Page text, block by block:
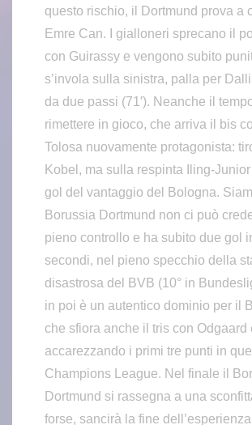
questo rischio, il Dortmund prova a
Emre Can. I gialloneri sprecano il
con Guirassy e vengono subito
s’invola sulla sinistra, palla per
da due passi (71′). Neanche il
rimettere in gioco, che arriva il bis
Tolosa nuovamente protagonista:
Kobel, ma sulla respinta Iling-Junior
gol del vantaggio del Bologna.
Borussia Dortmund non ci può
pieno controllo e ha subito due gol
secondi, nel pieno specchio della
disastrosa del BVB (10° in
in poi è un autentico dominio per il
che sfiora anche il tris con Odgaard
accarezzando i primi tre punti in
Champions League. Nel finale il
Dortmund si rassegna a una
forse, sancirà la fine